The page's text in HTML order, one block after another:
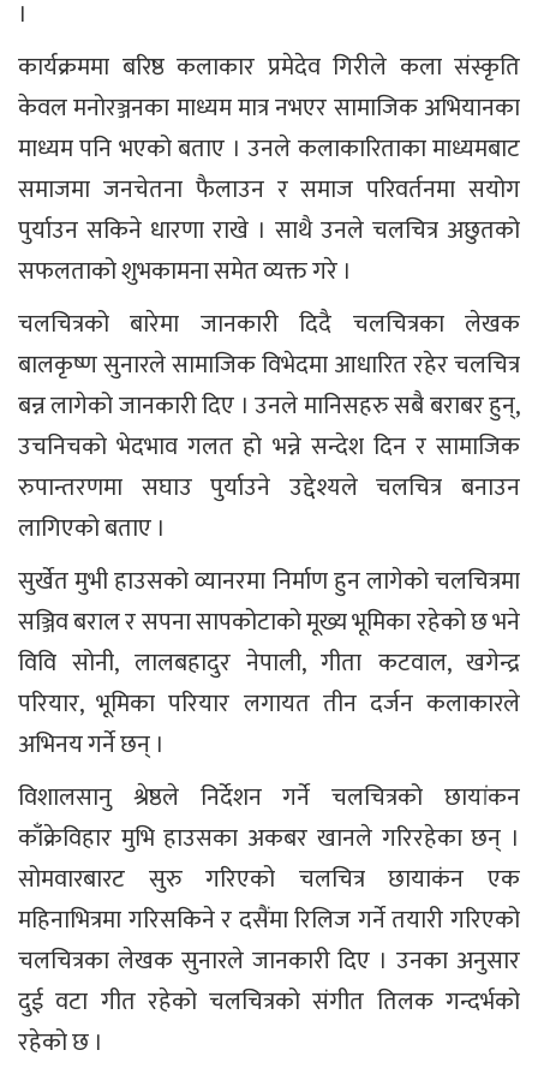
।
कार्यक्रममा बरिष्ठ कलाकार प्रमेदेव गिरीले कला संस्कृति
केवल मनोरञ्जनका माध्यम मात्र नभएर सामाजिक अभियानका
माध्यम पनि भएको बताए । उनले कलाकारिताका माध्यमबाट
समाजमा जनचेतना फैलाउन र समाज परिवर्तनमा सयोग
पुर्याउन सकिने धारणा राखे । साथै उनले चलचित्र अछुतको
सफलताको शुभकामना समेत व्यक्त गरे ।
चलचित्रको बारेमा जानकारी दिदै चलचित्रका लेखक
बालकृष्ण सुनारले सामाजिक विभेदमा आधारित रहेर चलचित्र
बन्न लागेको जानकारी दिए । उनले मानिसहरु सबै बराबर हुन्,
उचनिचको भेदभाव गलत हो भन्ने सन्देश दिन र सामाजिक
रुपान्तरणमा सघाउ पुर्याउने उद्देश्यले चलचित्र बनाउन
लागिएको बताए ।
सुर्खेत मुभी हाउसको व्यानरमा निर्माण हुन लागेको चलचित्रमा
सञ्जिव बराल र सपना सापकोटाको मूख्य भूमिका रहेको छ भने
विवि सोनी, लालबहादुर नेपाली, गीता कटवाल, खगेन्द्र
परियार, भूमिका परियार लगायत तीन दर्जन कलाकारले
अभिनय गर्ने छन् ।
विशालसानु श्रेष्ठले निर्देशन गर्ने चलचित्रको छायांकन
काँक्रेविहार मुभि हाउसका अकबर खानले गरिरहेका छन् ।
सोमवारबारट सुरु गरिएको चलचित्र छायाकंन एक
महिनाभित्रमा गरिसकिने र दसैंमा रिलिज गर्ने तयारी गरिएको
चलचित्रका लेखक सुनारले जानकारी दिए । उनका अनुसार
दुई वटा गीत रहेको चलचित्रको संगीत तिलक गन्दर्भको
रहेको छ ।